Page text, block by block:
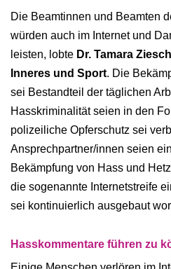
Die Beamtinnen und Beamten
würden auch im Internet und
leisten, lobte Dr. Tamara
Inneres und Sport. Die
sei Bestandteil der täglichen
Hasskriminalität seien in den
polizeiliche Opferschutz sei
Ansprechpartner/innen seien
Bekämpfung von Hass und
die sogenannte Internetstreife
sei kontinuierlich ausgebaut
Hasskommentare führen zu